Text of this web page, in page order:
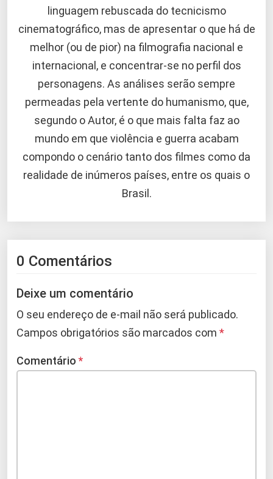
linguagem rebuscada do tecnicismo
cinematográfico, mas de apresentar o que há de
melhor (ou de pior) na filmografia nacional e
internacional, e concentrar-se no perfil dos
personagens. As análises serão sempre
permeadas pela vertente do humanismo, que,
segundo o Autor, é o que mais falta faz ao
mundo em que violência e guerra acabam
compondo o cenário tanto dos filmes como da
realidade de inúmeros países, entre os quais o
Brasil.
0 Comentários
Deixe um comentário
O seu endereço de e-mail não será publicado.
Campos obrigatórios são marcados com *
Comentário *